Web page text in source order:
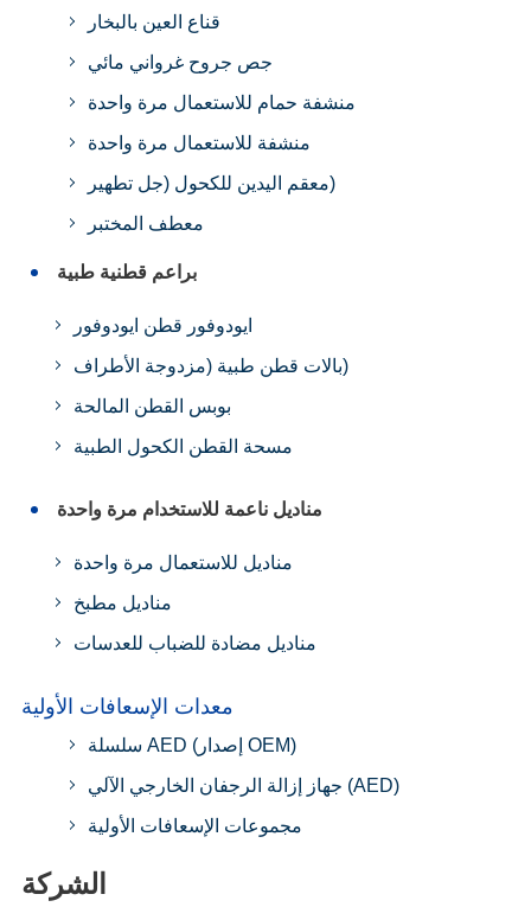
قناع العين بالبخار
جص جروح غرواني مائي
منشفة حمام للاستعمال مرة واحدة
منشفة للاستعمال مرة واحدة
معقم اليدين للكحول (جل تطهير)
معطف المختبر
براعم قطنية طبية
ايودوفور قطن ايودوفور
بالات قطن طبية (مزدوجة الأطراف)
بوبس القطن المالحة
مسحة القطن الكحول الطبية
مناديل ناعمة للاستخدام مرة واحدة
مناديل للاستعمال مرة واحدة
مناديل مطبخ
مناديل مضادة للضباب للعدسات
معدات الإسعافات الأولية
سلسلة AED (إصدار OEM)
جهاز إزالة الرجفان الخارجي الآلي (AED)
مجموعات الإسعافات الأولية
الشركة